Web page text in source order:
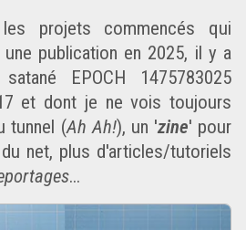
les projets commencés qui
publication en 2025, il y a
EPOCH 1475783025
et dont je ne vois toujours
tunnel (Ah Ah!), un 'zine' pour
net, plus d'articles/tutoriels
...